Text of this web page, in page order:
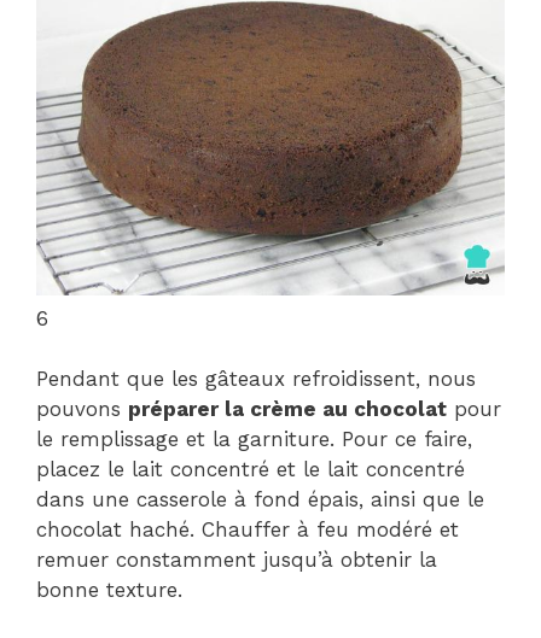
6
Pendant que les gâteaux refroidissent, nous
pouvons préparer la crème au chocolat pour
le remplissage et la garniture. Pour ce faire,
placez le lait concentré et le lait concentré
dans une casserole à fond épais, ainsi que le
chocolat haché. Chauffer à feu modéré et
remuer constamment jusqu’à obtenir la
bonne texture.